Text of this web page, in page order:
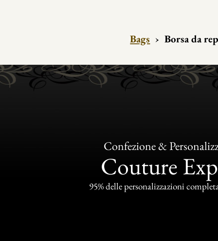
Bags › Borsa da
Confezione &
Couture
95% delle personalizzazioni